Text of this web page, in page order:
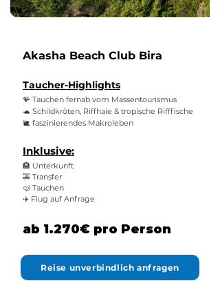
Akasha Beach Club Bira
Taucher-Highlights
🪸 Tauchen fernab vom Massentourismus
🐢 Schildkröten, Riffhaie & tropische Rifffische
🐌 faszinierendes Makroleben
Inklusive:
🏨 Unterkunft
🚕 Transfer
🤿 Tauchen
✈️ Flug auf Anfrage
ab 1.270€ pro Person
Reise unverbindlich anfragen